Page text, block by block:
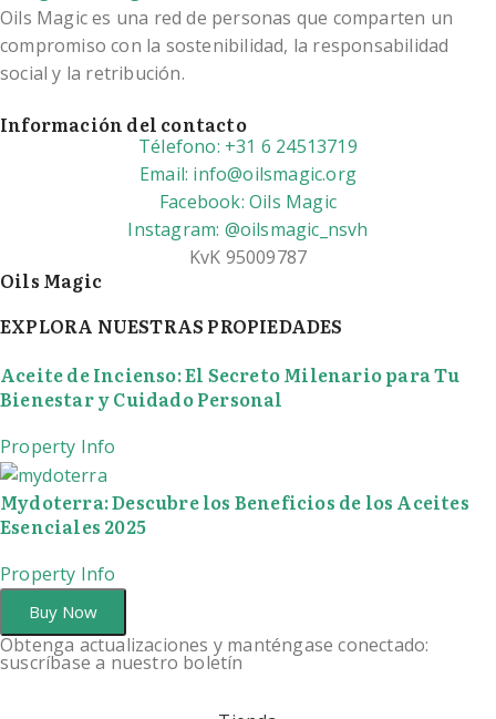
Oils Magic es una red de personas que comparten un
compromiso con la sostenibilidad, la responsabilidad
social y la retribución.
Información del contacto
Télefono: +31 6 24513719
Email: info@oilsmagic.org
Facebook: Oils Magic
Instagram: @oilsmagic_nsvh
KvK 95009787
Oils Magic
EXPLORA NUESTRAS PROPIEDADES
Aceite de Incienso: El Secreto Milenario para Tu
Bienestar y Cuidado Personal
Property Info
Mydoterra: Descubre los Beneficios de los Aceites
Esenciales 2025
Property Info
Buy Now
Obtenga actualizaciones y manténgase conectado:
suscríbase a nuestro boletín